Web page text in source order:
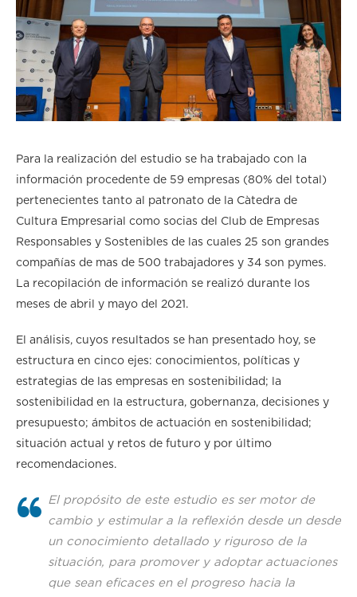
Para la realización del estudio se ha trabajado con la
información procedente de 59 empresas (80% del total)
pertenecientes tanto al patronato de la Càtedra de
Cultura Empresarial como socias del Club de Empresas
Responsables y Sostenibles de las cuales 25 son grandes
compañías de mas de 500 trabajadores y 34 son pymes.
La recopilación de información se realizó durante los
meses de abril y mayo del 2021.
El análisis, cuyos resultados se han presentado hoy, se
estructura en cinco ejes: conocimientos, políticas y
estrategias de las empresas en sostenibilidad; la
sostenibilidad en la estructura, gobernanza, decisiones y
presupuesto; ámbitos de actuación en sostenibilidad;
situación actual y retos de futuro y por último
recomendaciones.
El propósito de este estudio es ser motor de
cambio y estimular a la reflexión desde un desde
un conocimiento detallado y riguroso de la
situación, para promover y adoptar actuaciones
que sean eficaces en el progreso hacia la